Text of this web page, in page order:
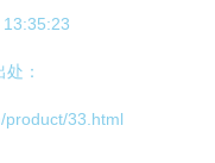
：
product/33.html